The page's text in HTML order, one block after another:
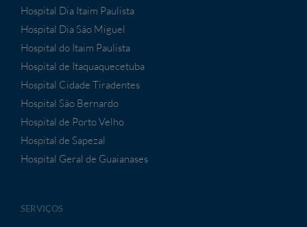
Hospital Dia Itaim Paulista
Hospital Dia São Miguel
Hospital do Itaim Paulista
Hospital de Itaquaquecetuba
Hospital Cidade Tiradentes
Hospital São Bernardo
Hospital de Porto Velho
Hospital de Sapezal
Hospital Geral de Guaianases
SERVIÇOS